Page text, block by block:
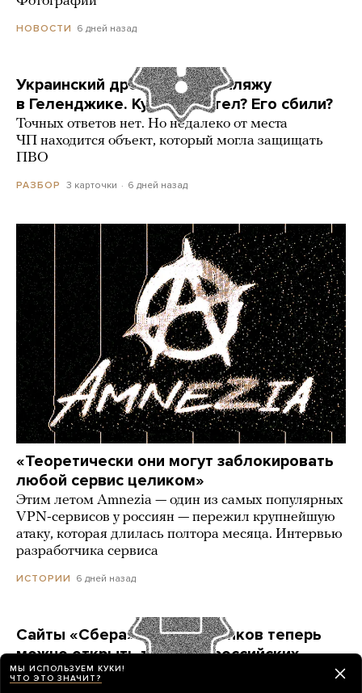
НОВОСТИ 6 дней назад
Украинский дрон попал по пляжу
в Геленджике. Куда он летел? Его сбили?
Точных ответов нет. Но недалеко от места
ЧП находится объект, который могла защищать
ПВО
РАЗБОР 3 карточки 6 дней назад
«Теоретически они могут заблокировать
любой сервис целиком»
Этим летом Amnezia — один из самых популярных
VPN-сервисов у россиян — пережил крупнейшую
атаку, которая длилась полтора месяца. Интервью
разработчика сервиса
ИСТОРИИ 6 дней назад
Сайты «Сбера» и других банков теперь
можно открыть только в российских
браузерах. Это опасно? И какой браузер
МЫ ИСПОЛЬЗУЕМ КУКИ!
ЧТО ЭТО ЗНАЧИТ?